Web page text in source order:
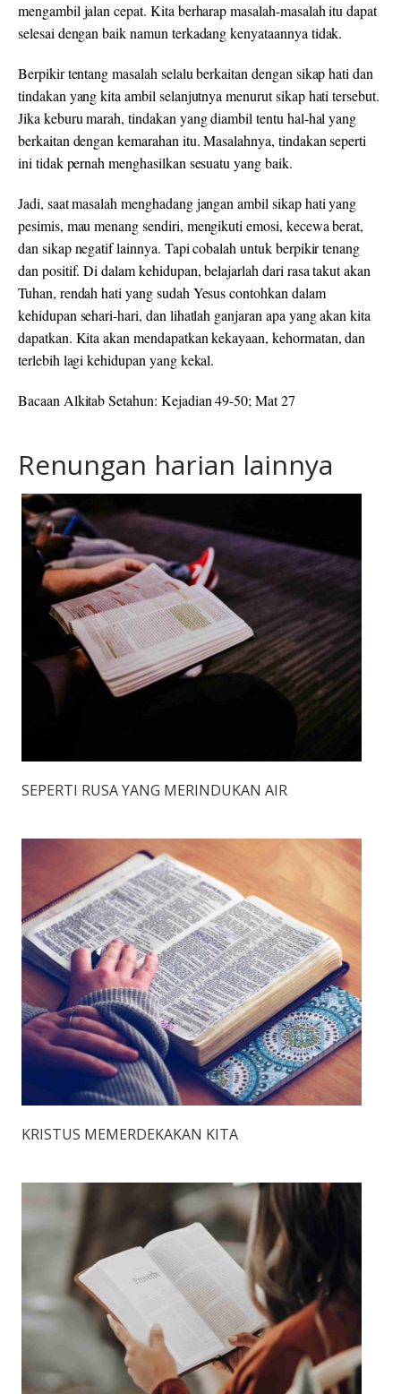
mengambil jalan cepat. Kita berharap masalah-masalah itu dapat
selesai dengan baik namun terkadang kenyataannya tidak.
Berpikir tentang masalah selalu berkaitan dengan sikap hati dan
tindakan yang kita ambil selanjutnya menurut sikap hati tersebut.
Jika keburu marah, tindakan yang diambil tentu hal-hal yang
berkaitan dengan kemarahan itu. Masalahnya, tindakan seperti
ini tidak pernah menghasilkan sesuatu yang baik.
Jadi, saat masalah menghadang jangan ambil sikap hati yang
pesimis, mau menang sendiri, mengikuti emosi, kecewa berat,
dan sikap negatif lainnya. Tapi cobalah untuk berpikir tenang
dan positif. Di dalam kehidupan, belajarlah dari rasa takut akan
Tuhan, rendah hati yang sudah Yesus contohkan dalam
kehidupan sehari-hari, dan lihatlah ganjaran apa yang akan kita
dapatkan. Kita akan mendapatkan kekayaan, kehormatan, dan
terlebih lagi kehidupan yang kekal.
Bacaan Alkitab Setahun: Kejadian 49-50; Mat 27
Renungan harian lainnya
SEPERTI RUSA YANG MERINDUKAN AIR
KRISTUS MEMERDEKAKAN KITA